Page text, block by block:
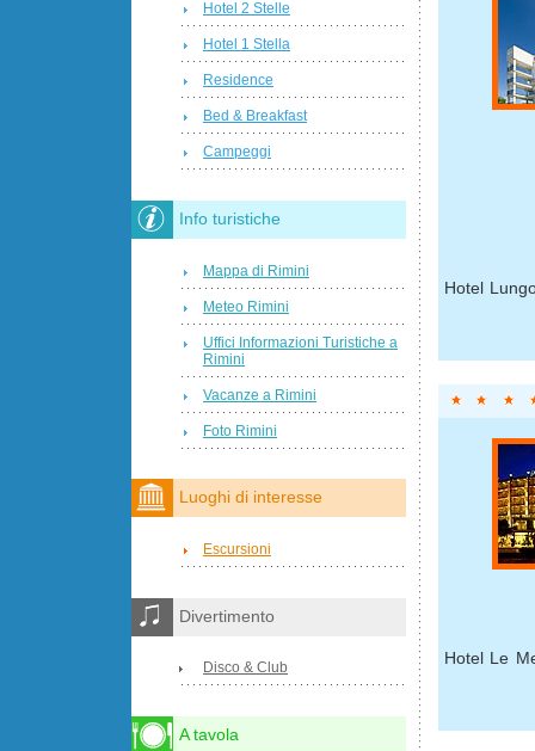
Hotel
Hotel Le
Hotel 2 Stelle
Hotel 1 Stella
Residence
Bed & Breakfast
Campeggi
Info turistiche
Mappa di Rimini
Meteo Rimini
Uffici Informazioni Turistiche a
Rimini
Vacanze a Rimini
Foto Rimini
Luoghi di interesse
Escursioni
Divertimento
Disco & Club
A tavola